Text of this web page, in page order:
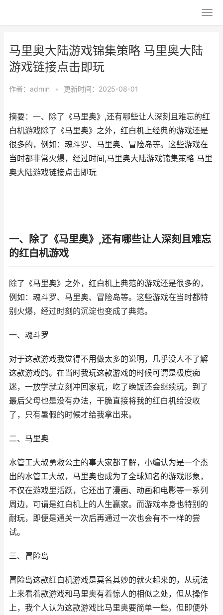
马里奥大陆游戏锦集策略 马里奥大陆
游戏链接点击即玩
作者： admin • 更新时间：2025-08-01
摘要：一、除了《马里奥》,还有哪些让人深刻且难忘的红
白机游戏除了《马里奥》之外，红白机上经典的游戏还是
很多的，例如：魂斗罗、马里奥、冒险岛等。这些游戏在
当时都非常火爆，经过时间,马里奥大陆游戏锦集策略 马里
奥大陆游戏链接点击即玩
一、除了《马里奥》,还有哪些让人深刻且难忘
的红白机游戏
除了《马里奥》之外，红白机上典范的游戏还是很多的，
例如：魂斗罗、马里奥、冒险岛等。这些游戏在当时都特
别火爆，经过时刻的沉淀也变成了典范。
一、魂斗罗
对于这款游戏我觉得不用做太多的说明，几乎没人不了解
这款游戏的。在当时我玩这款游戏的时候可谓是极度痴
迷，一放学就立刻冲回家玩，吃了晚饭还会继续玩。到了
最后父母也是没有办法，干脆直接将我的红白机给没收
了，只有暑假的时候才给我拿出来。
二、马里奥
水管工大叔勇救公主的事大家都了解，小编认为是一个杰
出的水管工大叔，马里奥也成为了全球知名的游戏形象，
不仅在游戏里活跃，它还出了漫画、动画和电影等一系列
周边，可谓是红白机上的人生赢家。而游戏本身也特别的
耐玩，即便是通关一次后再通过一次也会有不一样的尝
试。
三、冒险岛
冒险岛这款红白机游戏是莫名其妙的就火起来的，从玩法
上来看着款游戏和马里奥有着惊人的相似之处，但从操作
上，我个人认为这款游戏比马里奥要简单一些。但即便外